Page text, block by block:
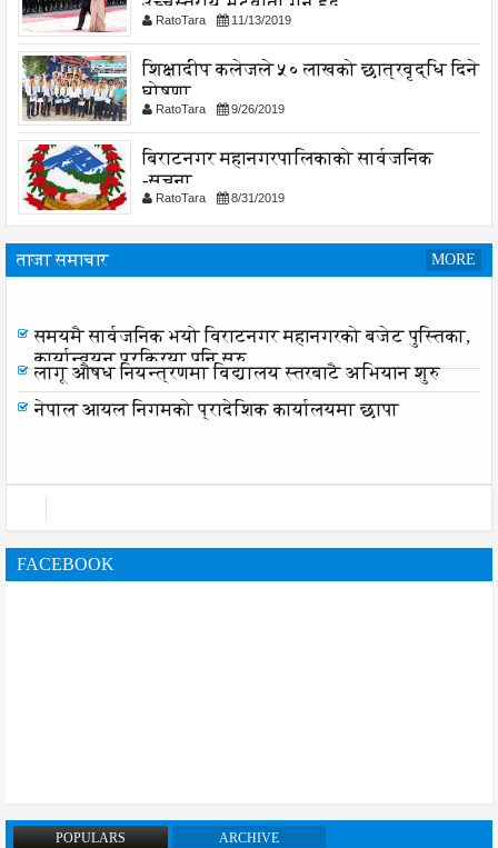
RatoTara 11/13/2019
शिक्षादीप कलेजले ५० लाखको छात्रवृद्धि दिने
घोषणा
RatoTara 9/26/2019
बिराटनगर महानगरपालिकाको सार्वजनिक
-सुचना
RatoTara 8/31/2019
ताजा समाचार MORE
समयमै सार्वजनिक भयो विराटनगर महानगरको बजेट पुस्तिका,
कार्यान्वयन प्रक्रिया पनि सुरु
लागू औषध नियन्त्रणमा विद्यालय स्तरबाटै अभियान शुरु
नेपाल आयल निगमको प्रादेशिक कार्यालयमा छापा
FACEBOOK
POPULARS ARCHIVE